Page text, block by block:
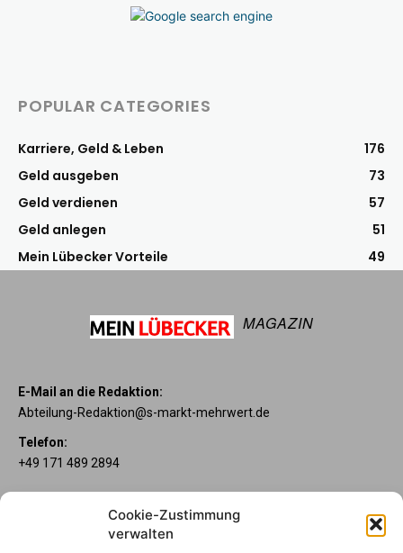
Cookie-Zustimmung
verwalten
POPULAR CATEGORIES
Karriere, Geld & Leben
176
Geld ausgeben
73
Geld verdienen
57
Geld anlegen
51
Mein Lübecker Vorteile
49
MAGAZIN
E-Mail an die Redaktion:
Abteilung-Redaktion@s-markt-mehrwert.de
Telefon:
+49 171 489 2894
Wenn’s um Geld geht, hat jeder ganz individuelle Vorstellungen.